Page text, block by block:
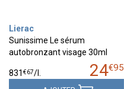
Lierac
Sunissime Le sérum
autobronzant visage 30ml
24€95
831 €67/